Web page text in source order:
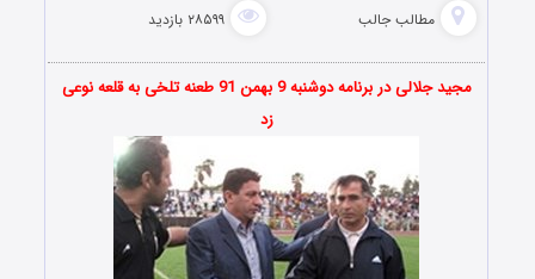
مطالب جالب ۲۸۵۹۹ بازدید
مجید جلالی در برنامه دوشنبه 9 بهمن 91 طعنه تلخی به قلعه نوعی
زد